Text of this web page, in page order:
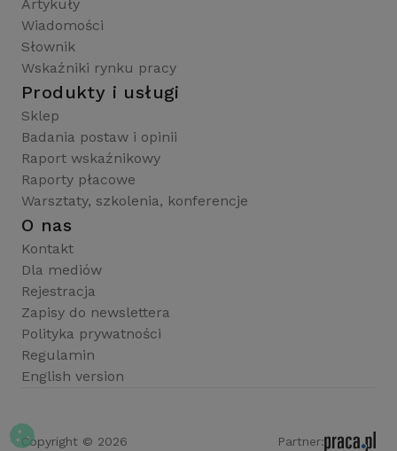
Artykuły
Wiadomości
Słownik
Wskaźniki rynku pracy
Produkty i usługi
Sklep
Badania postaw i opinii
Raport wskaźnikowy
Raporty płacowe
Warsztaty, szkolenia, konferencje
O nas
Kontakt
Dla mediów
Rejestracja
Zapisy do newslettera
Polityka prywatności
Regulamin
English version
Copyright © 2026 Partner: